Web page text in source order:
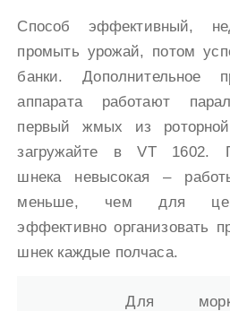
Способ эффективный,
промыть урожай, потом
банки. Дополнительное
аппарата работают
первый жмых из
загружайте в VT 1602.
шнека невысокая –
меньше, чем для
эффективно организовать
шнек каждые полчаса.
Для